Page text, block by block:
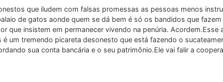
que iludem com falsas promessas as pessoas menos
de gatos aonde quem se dá bem é só os bandidos que fazem
que insistem em permanecer vivendo na penúria. Acordem.Esse
é um tremendo picareta desonesto que está fazendo o
sua conta bancária e o seu patrimônio.Ele vai falir a